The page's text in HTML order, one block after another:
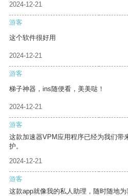
2024-12-21
游客
这个软件很好用
2024-12-21
游客
梯子神器，ins随便看，美美哒！
2024-12-21
游客
这款加速器VPM应用程序已经为我们带
护。
2024-12-21
游客
这款app就像我的私人助理，随时随地